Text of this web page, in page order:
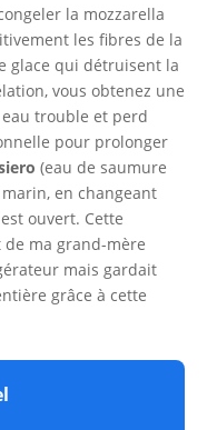
la mozzarella
les fibres de la
glace qui détruisent la
vous obtenez une
trouble et perd
pour prolonger
(eau de saumure
en changeant
ouvert. Cette
ma grand-mère
mais gardait
grâce à cette